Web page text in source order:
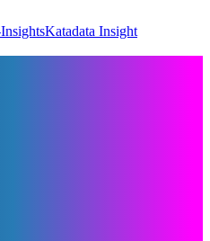
Katadata Insight